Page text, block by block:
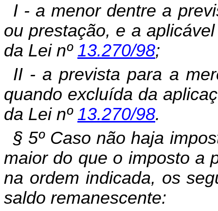
I - a menor dentre a
ou prestação, e a
da Lei nº 13.270/98;
II - a prevista para a
quando excluída da
da Lei nº 13.270/98.
§ 5º Caso não haja
maior do que o imposto a
na ordem indicada, os
saldo remanescente: